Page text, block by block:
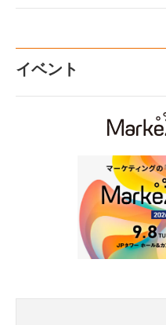
イベント